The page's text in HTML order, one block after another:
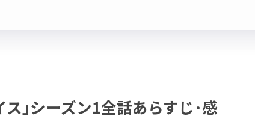
｣シーズン1全話あらすじ･感